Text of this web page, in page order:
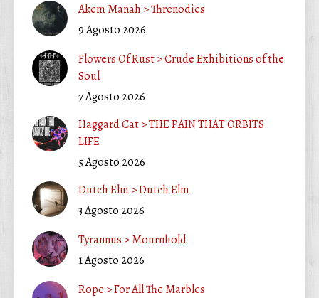
Akem Manah > Threnodies
9 Agosto 2026
Flowers Of Rust > Crude Exhibitions of the
Soul
7 Agosto 2026
Haggard Cat > THE PAIN THAT ORBITS
LIFE
5 Agosto 2026
Dutch Elm > Dutch Elm
3 Agosto 2026
Tyrannus > Mournhold
1 Agosto 2026
Rope > For All The Marbles